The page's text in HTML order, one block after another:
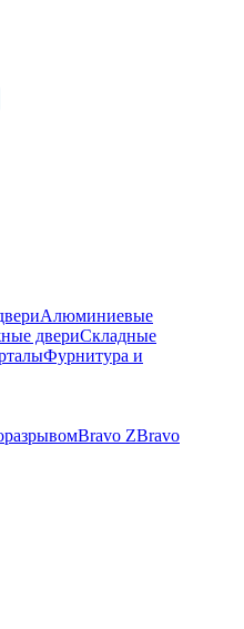
Алюминиевые
двериСкладные
Фурнитура и
Bravo ZBravo